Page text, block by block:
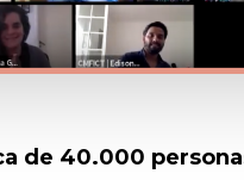
de 40.000